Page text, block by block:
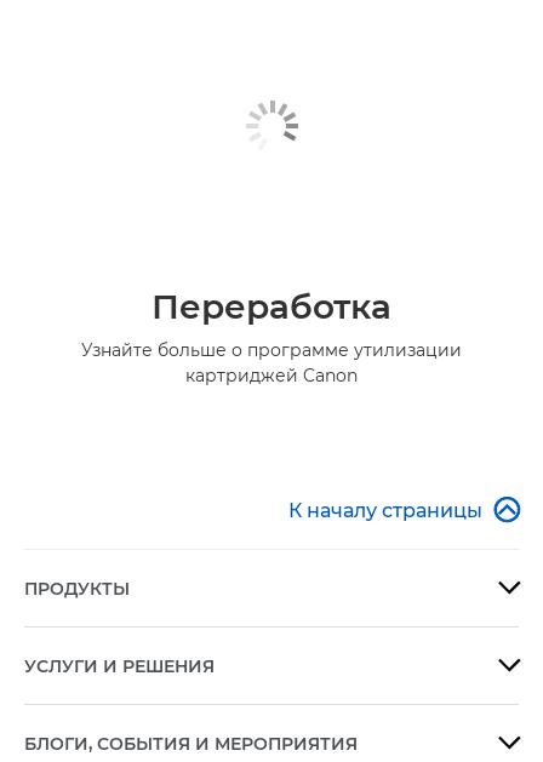
Переработка
Узнайте больше о программе утилизации
картриджей Canon
К началу страницы 
ПРОДУКТЫ 
УСЛУГИ И РЕШЕНИЯ 
БЛОГИ, СОБЫТИЯ И МЕРОПРИЯТИЯ 